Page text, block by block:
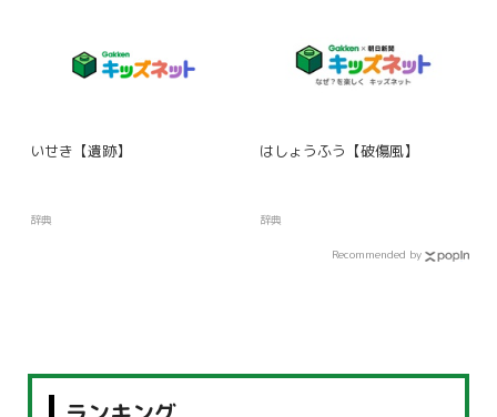
いせき【遺跡】
辞典
はしょうふう【破傷風】
辞典
Recommended by